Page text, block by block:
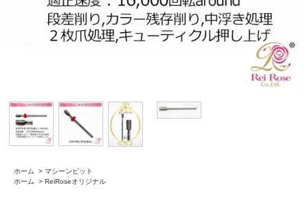
ホーム > マシーンビット
ホーム
> ReiRoseオリジナル